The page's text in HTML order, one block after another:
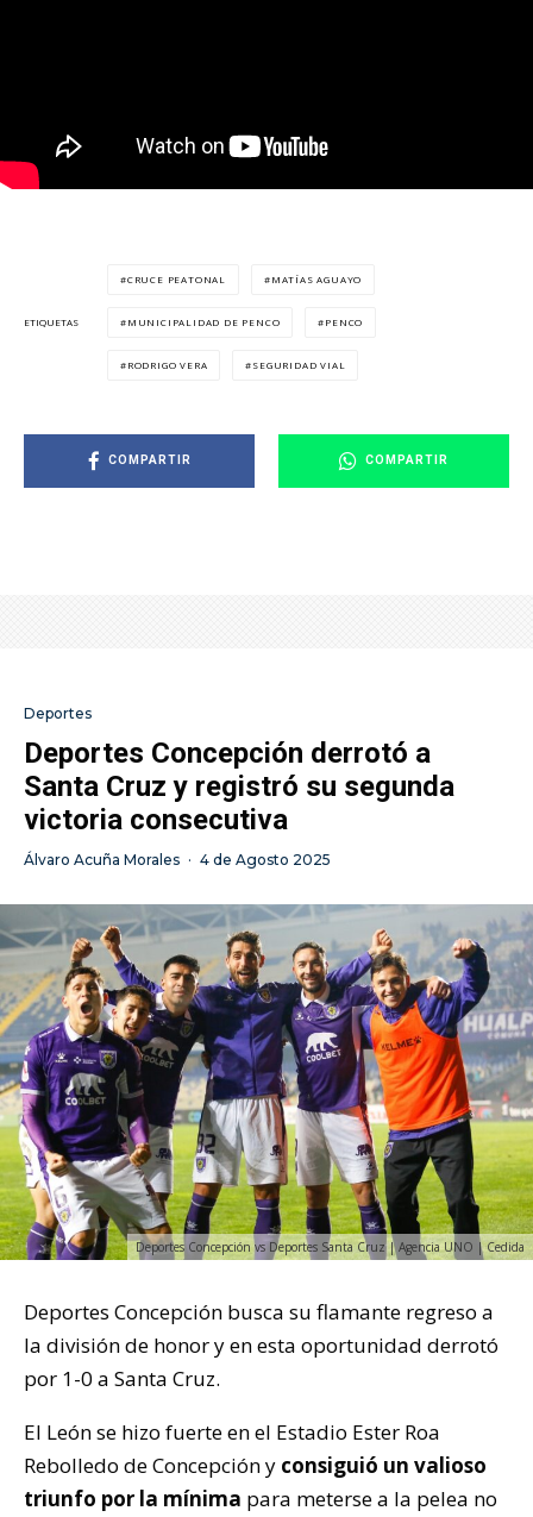
ETIQUETAS
CRUCE PEATONAL MATÍAS AGUAYO
MUNICIPALIDAD DE PENCO PENCO
RODRIGO VERA SEGURIDAD VIAL
COMPARTIR COMPARTIR
Deportes
Deportes Concepción derrotó a
Santa Cruz y registró su segunda
victoria consecutiva
Álvaro Acuña Morales · 4 de Agosto 2025
Deportes Concepción vs Deportes Santa Cruz | Agencia UNO | Cedida
Deportes Concepción busca su flamante regreso a
la división de honor y en esta oportunidad derrotó
por 1-0 a Santa Cruz.
El León se hizo fuerte en el Estadio Ester Roa
Rebolledo de Concepción y consiguió un valioso
triunfo por la mínima para meterse a la pelea no